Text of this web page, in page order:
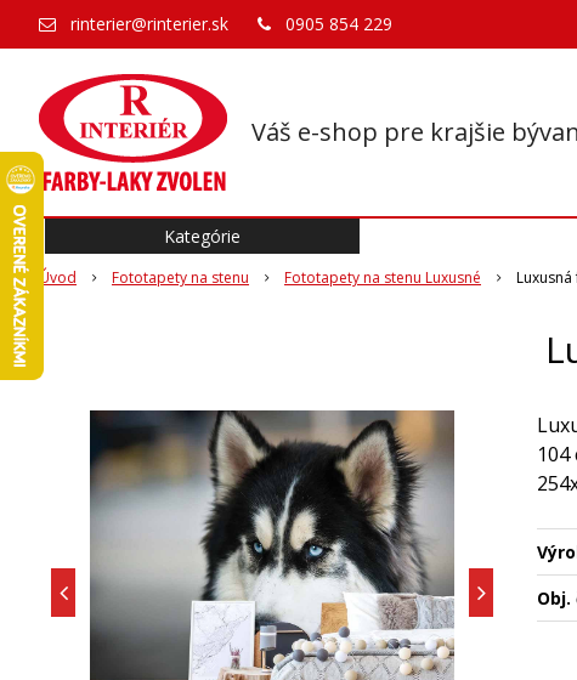
Váš e-shop pre krajšie
rinterier@rinterier.sk 0905 854 229
Úvod Fototapety na stenu Fototapety na stenu Luxusné
104
Obj.
Kategórie